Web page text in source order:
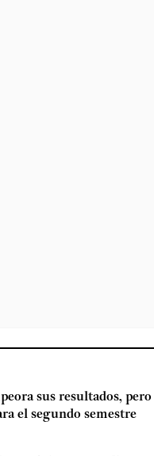
sus resultados,
el segundo semestre